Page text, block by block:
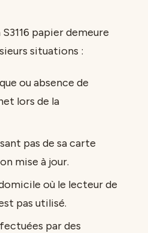
papier demeure
situations :
ou absence de
lors de la
pas de sa carte
mise à jour.
où le lecteur de
pas utilisé.
par des